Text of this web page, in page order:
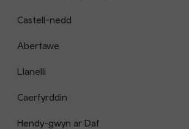
Castell-nedd
Abertawe
Llanelli
Caerfyrddin
Hendy-gwyn ar Daf